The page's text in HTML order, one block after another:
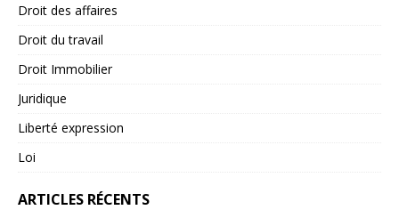
Droit des affaires
Droit du travail
Droit Immobilier
Juridique
Liberté expression
Loi
ARTICLES RÉCENTS